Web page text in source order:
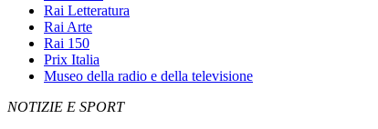
Rai Letteratura
Rai Arte
Rai 150
Prix Italia
Museo della radio e della televisione
NOTIZIE E SPORT